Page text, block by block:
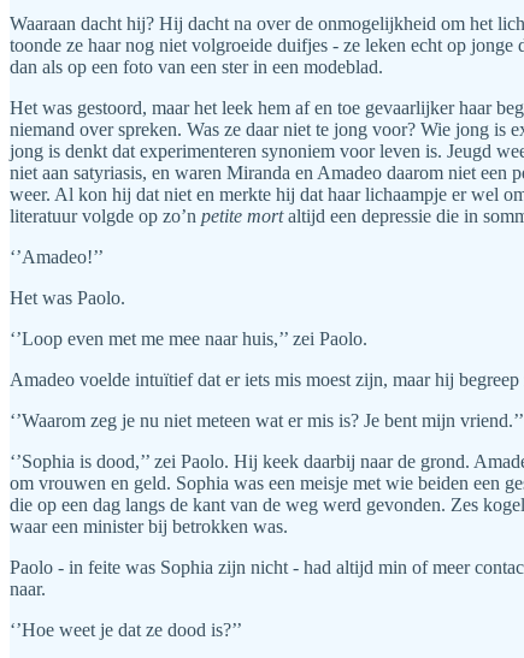
Waaraan dacht hij? Hij dacht na over de onmogelijkheid om het
toonde ze haar nog niet volgroeide duifjes - ze leken echt op
dan als op een foto van een ster in een modeblad.
Het was gestoord, maar het leek hem af en toe gevaarlijker haar
niemand over spreken. Was ze daar niet te jong voor? Wie jong is
jong is denkt dat experimenteren synoniem voor leven is. Jeugd
niet aan satyriasis, en waren Miranda en Amadeo daarom niet
weer. Al kon hij dat niet en merkte hij dat haar lichaampje er wel
literatuur volgde op zo’n petite mortaltijd een depressie die in
‘’Amadeo!’’
Het was Paolo.
‘’Loop even met me mee naar huis,’’ zei Paolo.
Amadeo voelde intuïtief dat er iets mis moest zijn, maar hij
‘’Waarom zeg je nu niet meteen wat er mis is? Je bent mijn vriend.’’
‘’Sophia is dood,’’ zei Paolo. Hij keek daarbij naar de grond.
om vrouwen en geld. Sophia was een meisje met wie beiden een
die op een dag langs de kant van de weg werd gevonden. Zes
waar een minister bij betrokken was.
Paolo - in feite was Sophia zijn nicht - had altijd min of meer
naar.
‘’Hoe weet je dat ze dood is?’’